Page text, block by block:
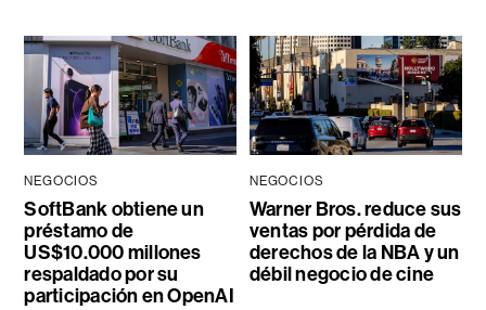
NEGOCIOS
SoftBank obtiene un
préstamo de
US$10.000 millones
respaldado por su
participación en OpenAI
NEGOCIOS
Warner Bros. reduce sus
ventas por pérdida de
derechos de la NBA y un
débil negocio de cine